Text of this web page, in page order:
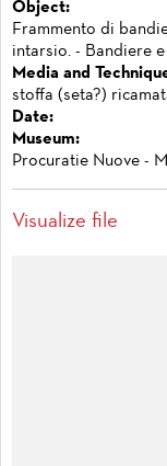
Object:
Frammento di
intarsio. - Bandiere
Media and
stoffa (seta?)
Date:
Museum:
Procuratie Nuove -
Visualize file